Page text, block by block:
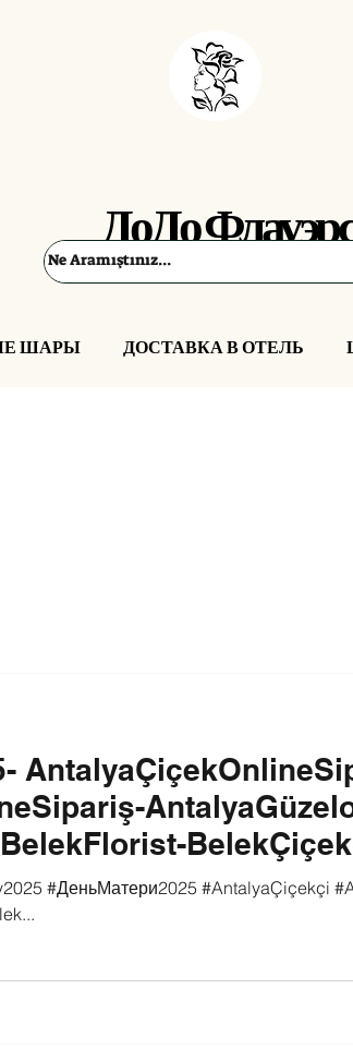
ДоДо Флауэрс
ШАРЫ ДОСТАВКА В ОТЕЛЬ
#ДеньМатери2025 #AntalyaÇiçekçi